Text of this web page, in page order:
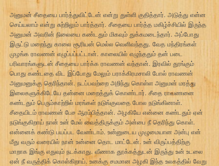
அனுமன் சீதையை பார்த்துவிட்டேன் என்று துள்ளி குதித்தார். அடுத்து என்ன
செய்யலாம் என்று சுற்றிலும் பார்த்தார். சீதையை பார்த்த மகிழ்ச்சியில் இருந்த
அனுமன் அவரின் நிலையை கண்டதும் மிகவும் துக்கமடைந்தார். அப்போது
இருட்டு மறைந்து காலை சூரியன் மெல்ல வெளிவந்தது. வேத மந்திரங்கள்
முழங்க ராவணன் எழுப்பப்பட்டான். காலையில் எழுந்ததும் தன் படை
பரிவாரங்களுடன் சீதையை பார்க்க ராவணன் வந்தான். இரவில் தூங்கும்
பொது கண்டதை விட இப்போது மேலும் பராக்கிரமசாலி போல் ராவணன்
அனுமனுக்கு தெரிந்தான். நடப்பவற்றை அறிந்து கொள்ள அனுமன் மரத்து
இலைகளுக்கிடேயே தன்னை மறைத்துக் கொண்டார். சீதை ராவணனை
கண்டதும் பெரும்காற்றில் மரங்கள் நடுங்குவதை போல நடுங்கினாள்.
சீதையிடம் ராவணன் பேச ஆரம்பித்தான். அழகியே என்னை கண்டதும் ஏன்
நடுங்குகிறாய் நான் உன் மேல் வைத்திருக்கும் அன்பை நீ தெரிந்து கொள்.
என்னைக் கண்டு பயப்பட வேண்டாம். உன்னுடைய முழுமையான அன்பு என்
மீது வரும் வரையில் நான் உன்னை தொட மாட்டேன். உன் விருப்பத்திற்கு
மாறாக இங்கு எதுவும் நடக்காது. வீணாக தூக்கத்துடன் இருந்து உன் உடலை
ஏன் நீ வருத்திக் கொள்கிறாய். உனக்கு சமமான அழகி இந்த உலகத்தில் வேறு